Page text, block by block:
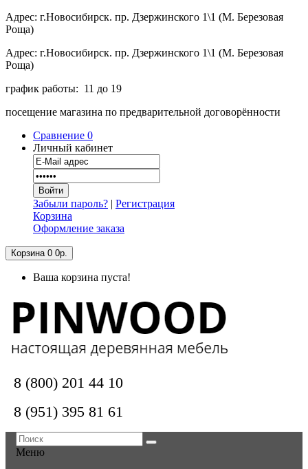
Адрес: г.Новосибирск. пр. Дзержинского 1\1 (М. Березовая
Роща)
Адрес: г.Новосибирск. пр. Дзержинского 1\1 (М. Березовая
Роща)
график работы: 11 до 19
посещение магазина по предварительной договорённости
Сравнение 0
Личный кабинет
Забыли пароль? | Регистрация
Корзина
Оформление заказа
Корзина 0 0р.
Ваша корзина пуста!
8 (800) 201 44 10
8 (951) 395 81 61
Меню